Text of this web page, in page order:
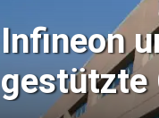
Infineon
gestützte